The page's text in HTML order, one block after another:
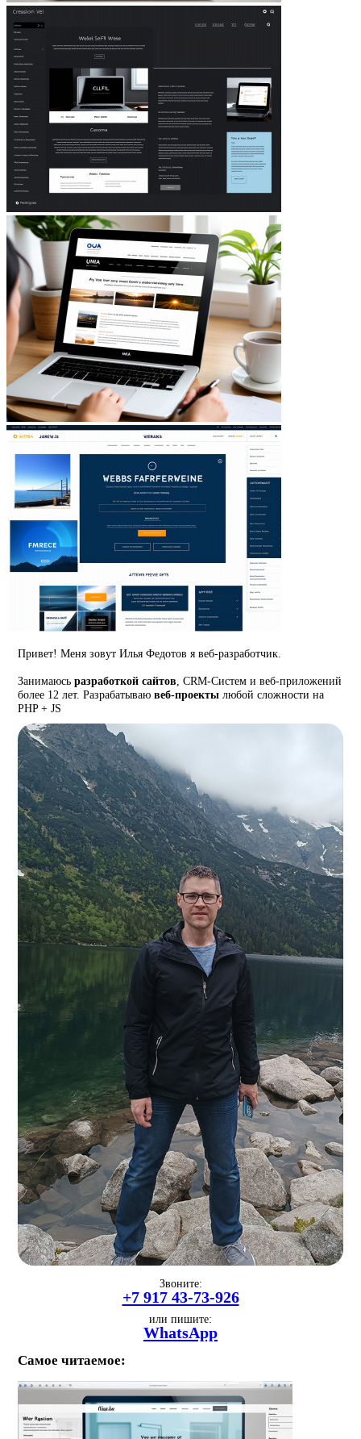
Привет! Меня зовут Илья Федотов я веб-разработчик.
Занимаюсьразработкой сайтов , CRM-Систем и веб-приложений
более 12 лет. Разрабатываювеб-проекты любой сложности на
PHP + JS
Звоните:
+7 917 43-73-926
или пишите:
WhatsApp
Самое читаемое: